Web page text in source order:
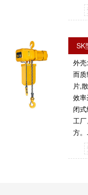
或
悬
SK
外
而
片,
效
闭
工
方。